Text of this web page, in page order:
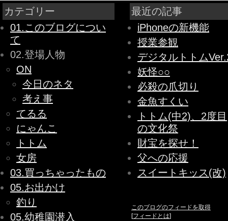
カテゴリー
01.このブログについ
て
02.登場人物
ON
今日のネタ
考え事
てるる
にゃんこ
トトム
女房
03.買っちゃったもの
05.お出かけ
釣り
05.幼稚園潜入
最近の記事
iPhoneの新機能
授業参観
デジタルトトム
妖怪○○
必殺の爪切り
金魚すくい
トトム(中2)、2度目
の文化祭
財宝を探せ！
父への応援
スイートキッス(改)
このブログのフィードを取得
[フィードとは]